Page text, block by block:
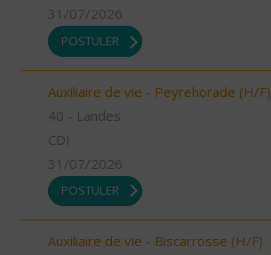
31/07/2026
POSTULER
Auxiliaire de vie - Peyrehorade (H/F)
40 - Landes
CDI
31/07/2026
POSTULER
Auxiliaire de vie - Biscarrosse (H/F)